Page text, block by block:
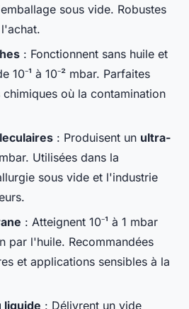
sous vide. Robustes
: Fonctionnent sans huile et
10⁻¹ à 10⁻² mbar. Parfaites
où la contamination
: Produisent un ultra-
mbar. Utilisées dans la
sous vide et l'industrie
: Atteignent 10⁻¹ à 1 mbar
par l'huile. Recommandées
et applications sensibles à la
liquide : Délivrent un vide